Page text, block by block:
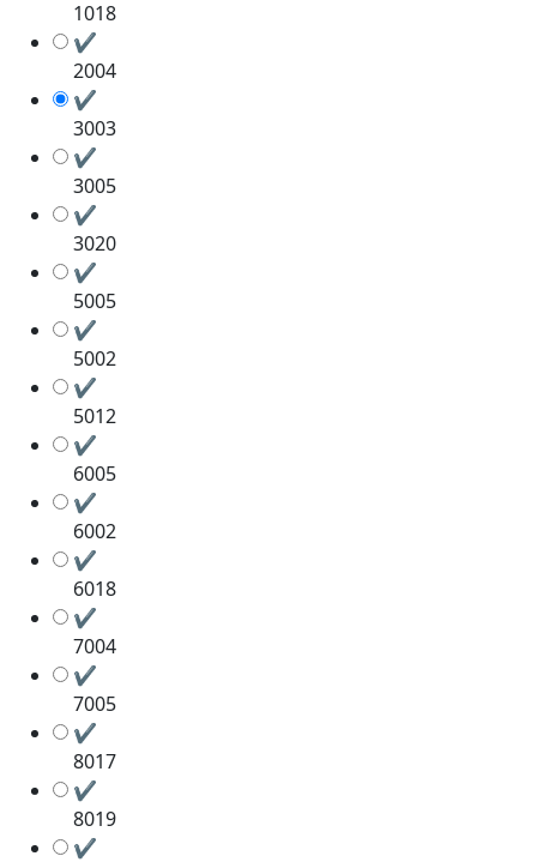
1018
✔
2004
✔
3003
✔
3005
✔
3020
✔
5005
✔
5002
✔
5012
✔
6005
✔
6002
✔
6018
✔
7004
✔
7005
✔
8017
✔
8019
✔